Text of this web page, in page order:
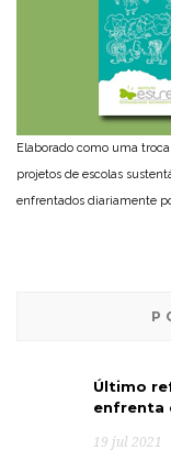
Elaborado como uma
projetos de escolas
enfrentados diariamente
Último
enfrenta
19 jul 2021